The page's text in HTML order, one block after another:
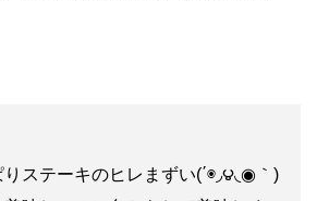
ステーキのヒレまずい(΄◉◞౪◟◉｀)